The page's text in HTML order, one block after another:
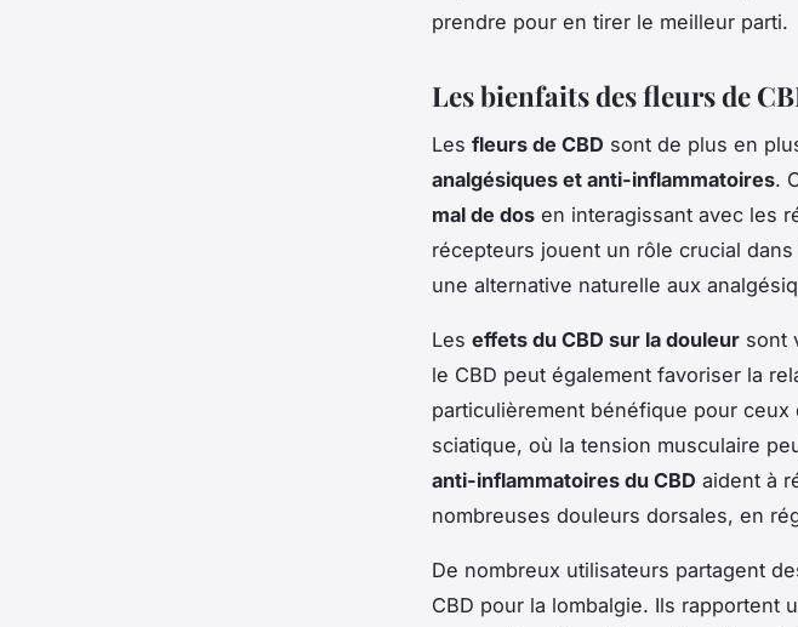
prendre pour en tirer le meilleur parti.
Les bienfaits des fleurs de
Les fleurs de CBD sont de plus en
analgésiques et anti-inflammatoires.
mal de dos en interagissant avec les
récepteurs jouent un rôle crucial
une alternative naturelle aux
Les effets du CBD sur la douleur sont
le CBD peut également favoriser la
particulièrement bénéfique pour
sciatique, où la tension musculaire
anti-inflammatoires du CBD aident à
nombreuses douleurs dorsales, en
De nombreux utilisateurs partagent
CBD pour la lombalgie. Ils rapportent